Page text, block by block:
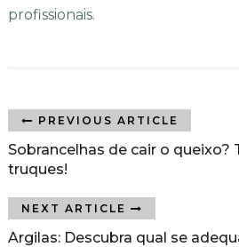
profissionais.
PREVIOUS ARTICLE
Sobrancelhas de cair o queixo?
truques!
NEXT ARTICLE
Argilas: Descubra qual se